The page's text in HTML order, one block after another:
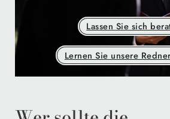
Lassen Sie sich
Lernen Sie unsere